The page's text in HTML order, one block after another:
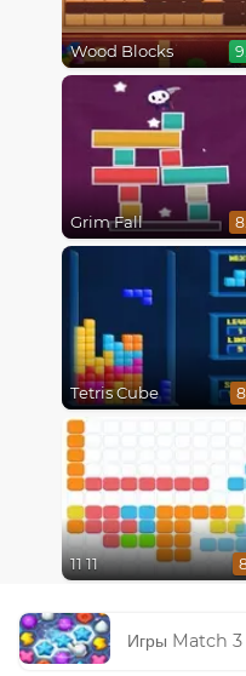
Wood Blocks
Grim Fall
Tetris Cube
11 11
Игры Match 3